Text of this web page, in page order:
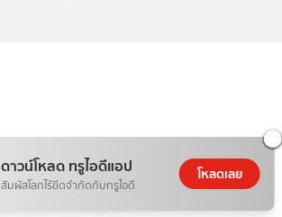
ดาวน์โหลด ทรูไอดีแอป
สัมผัสโลกไร้ขีดจำกัดกับทรูไอดี
โหลดเลย